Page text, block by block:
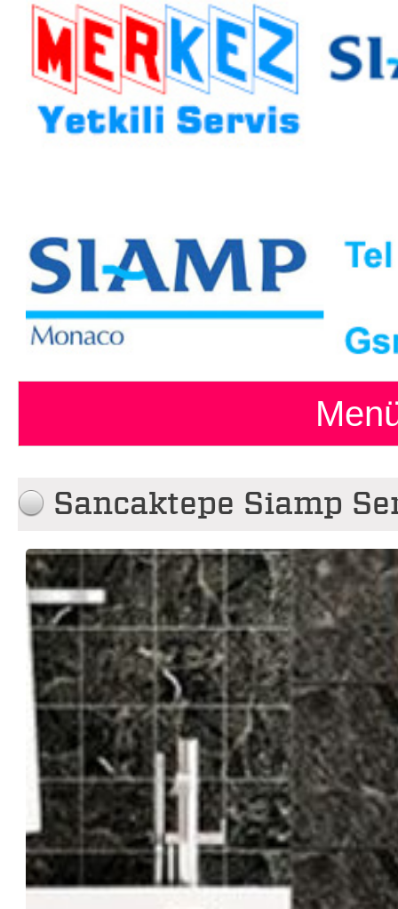
Sancaktepe Siamp